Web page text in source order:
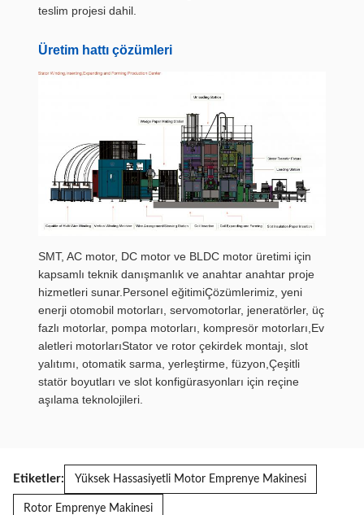
teslim projesi dahil.
Üretim hattı çözümleri
SMT, AC motor, DC motor ve BLDC motor üretimi için
kapsamlı teknik danışmanlık ve anahtar anahtar proje
hizmetleri sunar.Personel eğitimiÇözümlerimiz, yeni
enerji otomobil motorları, servomotorlar, jeneratörler, üç
fazlı motorlar, pompa motorları, kompresör motorları,Ev
aletleri motorlarıStator ve rotor çekirdek montajı, slot
yalıtımı, otomatik sarma, yerleştirme, füzyon,Çeşitli
statör boyutları ve slot konfigürasyonları için reçine
aşılama teknolojileri.
Etiketler: Yüksek Hassasiyetli Motor Emprenye Makinesi
Rotor Emprenye Makinesi